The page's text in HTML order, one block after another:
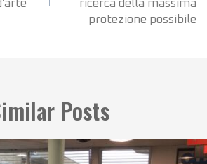
ricerca della massima
protezione possibile
Posts